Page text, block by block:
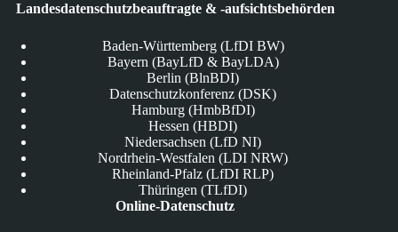
Landesdatenschutzbeauftragte & -aufsichtsbehörden
Baden-Württemberg (LfDI BW)
Bayern (BayLfD & BayLDA)
Berlin (BlnBDI)
Datenschutzkonferenz (DSK)
Hamburg (HmbBfDI)
Hessen (HBDI)
Niedersachsen (LfD NI)
Nordrhein-Westfalen (LDI NRW)
Rheinland-Pfalz (LfDI RLP)
Thüringen (TLfDI)
Online-Datenschutz